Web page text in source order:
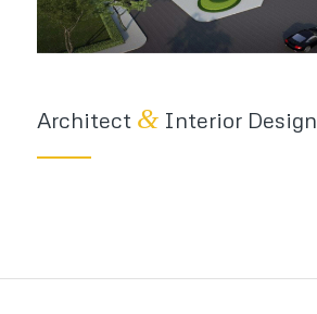
Architect &Interior Design